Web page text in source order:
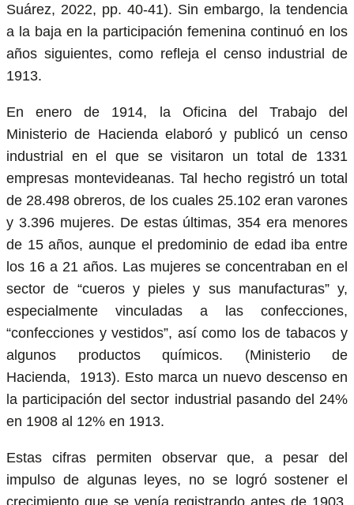
Suárez, 2022, pp. 40-41). Sin embargo, la tendencia
a la baja en la participación femenina continuó en los
años siguientes, como refleja el censo industrial de
1913.
En enero de 1914, la Oficina del Trabajo del
Ministerio de Hacienda elaboró y publicó un censo
industrial en el que se visitaron un total de 1331
empresas montevideanas. Tal hecho registró un total
de 28.498 obreros, de los cuales 25.102 eran varones
y 3.396 mujeres. De estas últimas, 354 era menores
de 15 años, aunque el predominio de edad iba entre
los 16 a 21 años. Las mujeres se concentraban en el
sector de “cueros y pieles y sus manufacturas” y,
especialmente vinculadas a las confecciones,
“confecciones y vestidos”, así como los de tabacos y
algunos productos químicos. (Ministerio de
Hacienda, 1913). Esto marca un nuevo descenso en
la participación del sector industrial pasando del 24%
en 1908 al 12% en 1913.
Estas cifras permiten observar que, a pesar del
impulso de algunas leyes, no se logró sostener el
crecimiento que se venía registrando antes de 1903.